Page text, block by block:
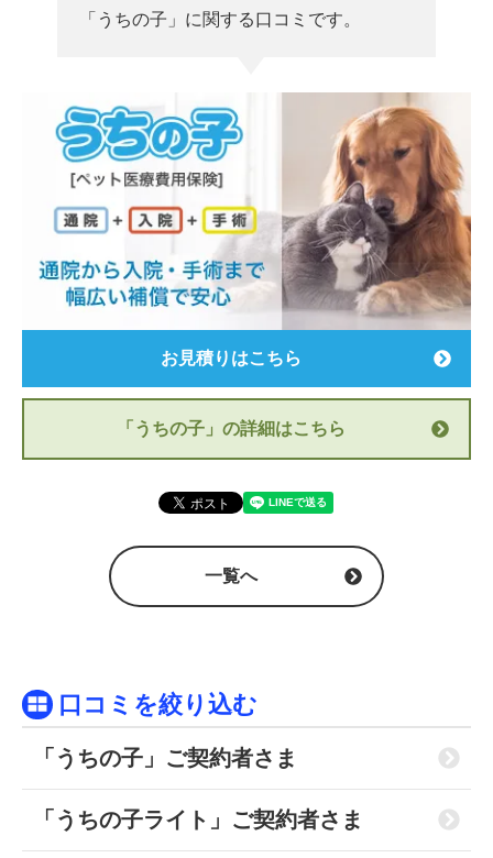
「うちの子」に関する口コミです。
お見積りはこちら
「うちの子」の詳細はこちら
一覧へ
口コミを絞り込む
「うちの子」ご契約者さま
「うちの子ライト」ご契約者さま